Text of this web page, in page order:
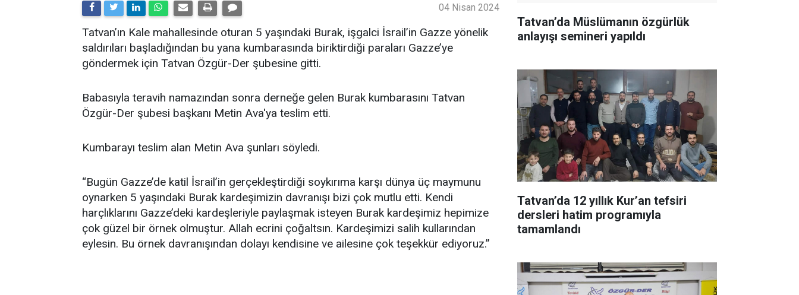
04 Nisan 2024
Tatvan’ın Kale mahallesinde oturan 5 yaşındaki Burak, işgalci İsrail’in Gazze yönelik
saldırıları başladığından bu yana kumbarasında biriktirdiği paraları Gazze’ye
göndermek için Tatvan Özgür-Der şubesine gitti.
Babasıyla teravih namazından sonra derneğe gelen Burak kumbarasını Tatvan
Özgür-Der şubesi başkanı Metin Ava'ya teslim etti.
Kumbarayı teslim alan Metin Ava şunları söyledi.
“Bugün Gazze’de katil İsrail’in gerçekleştirdiği soykırıma karşı dünya üç maymunu
oynarken 5 yaşındaki Burak kardeşimizin davranışı bizi çok mutlu etti. Kendi
harçlıklarını Gazze’deki kardeşleriyle paylaşmak isteyen Burak kardeşimiz hepimize
çok güzel bir örnek olmuştur. Allah ecrini çoğaltsın. Kardeşimizi salih kullarından
eylesin. Bu örnek davranışından dolayı kendisine ve ailesine çok teşekkür ediyoruz.”
Tatvan’da Müslümanın özgürlük
anlayışı semineri yapıldı
Tatvan’da 12 yıllık Kur’an tefsiri
dersleri hatim programıyla
tamamlandı